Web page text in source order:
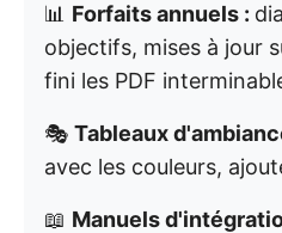
📊 Forfaits annuels :
objectifs, mises à jour
fini les PDF
🎭 Tableaux
avec les couleurs,
📖 Manuels